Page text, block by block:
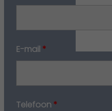
E-mail*
Telefoon*